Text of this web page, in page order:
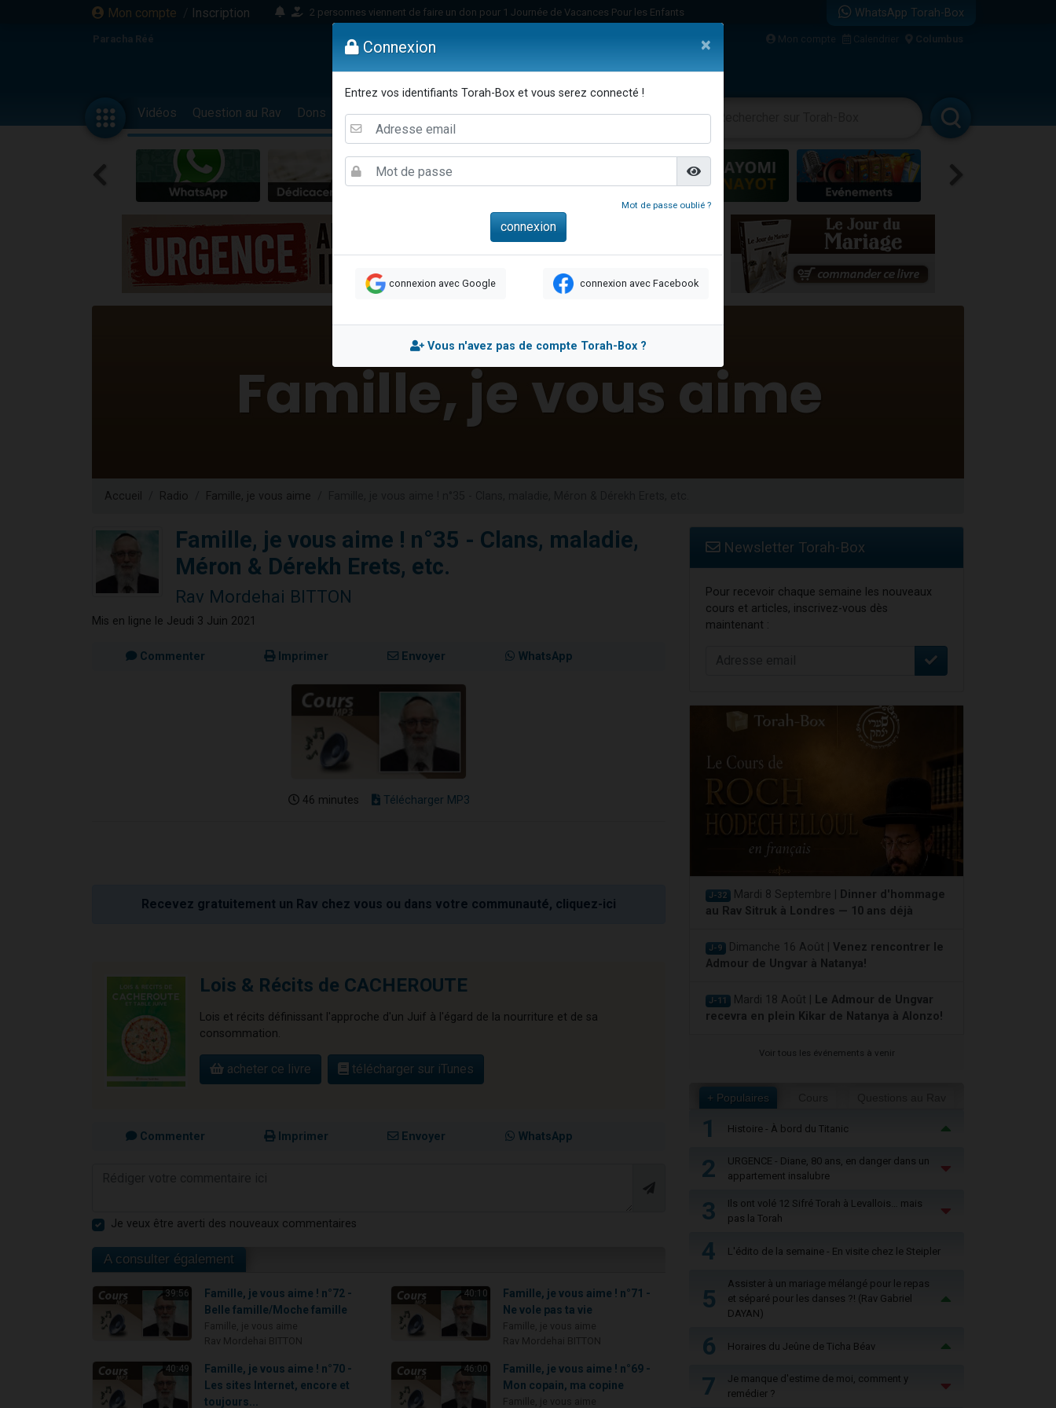
Mon compte / Inscription
2 personnes viennent de faire un don pour 1 Journée de Vacances Pour les Enfants
17 personnes viennent de demander une bénédiction
Eva vient de donner son Maasser
4 personnes viennent de nous rejoindre sur WhatsApp
3 personnes viennent de nous rejoindre sur WhatsApp
3 personnes viennent de faire un don pour 5 jours de vacances aux Orphelins
Odaya vient de donner son Maasser
2 personnes viennent de nous rejoindre sur WhatsApp
13 personnes viennent de demander une bénédiction
12 nouvelles musiques dans Torah-Box Music
Il reste 49 places pour étudier en groupe sur Zoom
3 personnes viennent de nous rejoindre sur WhatsApp
2 personnes viennent de nous rejoindre sur WhatsApp
3 personnes viennent de nous rejoindre sur WhatsApp
WhatsApp Torah-Box
Paracha Réé Mon compte Calendrier Columbus
Vidéos Question au Rav Dons Femmes Enfants Etude sur Texte Musique Paracha Divertissements
Accueil Radio Famille, je vous aime
Famille, je vous aime ! n°35 - Clans, maladie,
Méron & Dérekh Erets, etc.
Rav Mordehai BITTON
Mis en ligne le Jeudi 3 Juin 2021
Commenter Imprimer Envoyer WhatsApp
46 minutes Télécharger MP3
Recevez gratuitement un Rav chez vous ou dans votre communauté, cliquez-ici
Lois & Récits de CACHEROUTE
Lois et récits définissant l'approche d'un Juif à l'égard de la nourriture et de sa
consommation.
acheter ce livre télécharger sur iTunes
Commenter Imprimer Envoyer WhatsApp
Je veux être averti des nouveaux commentaires
A consulter également
39:56
Famille, je vous aime ! n°72 -
Belle famille/Moche famille
40:10
Famille, je vous aime ! n°71 -
Ne vole pas ta vie
40:49
Famille, je vous aime ! n°70 -
Les sites Internet, encore et
toujours...
46:00
Famille, je vous aime ! n°69 -
Mon copain, ma copine
Newsletter Torah-Box
Pour recevoir chaque semaine les nouveaux
cours et articles, inscrivez-vous dès
maintenant :
J-32 Mardi 8 Septembre |
Dinner d'hommage
au Rav Sitruk à Londres — 10 ans déjà
J-9 Dimanche 16 Août | Venez rencontrer le
Admour de Ungvar à Natanya!
J-11 Mardi 18 Août |
Le Admour de Ungvar
recevra en plein Kikar de Natanya à Alonzo!
Voir tous les événements à venir
+ Populaires
1 Histoire - À bord du Titanic
2
URGENCE - Diane, 80 ans, en danger dans un
appartement insalubre
3
Ils ont volé 12 Sifré Torah à Levallois… mais
pas la Torah
4 L'édito de la semaine - En visite chez le Steipler
5
Assister à un mariage mélangé pour le repas
et séparé pour les danses ?! (Rav Gabriel
DAYAN)
6 Horaires du Jeûne de Ticha Béav
7
Je manque d'estime de moi, comment y
remédier ?
Connexion ×
Entrez vos identifiants Torah-Box et vous serez connecté !
Mot de passe oublié ?
connexion avec Google connexion avec Facebook
Vous n'avez pas de compte Torah-Box ?